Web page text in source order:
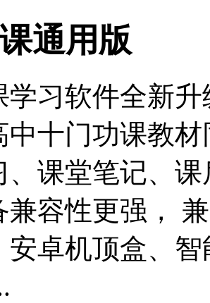
通用版
学习软件全新
中十门功课教
、课堂笔记、
兼容性更强，
安卓机顶盒、